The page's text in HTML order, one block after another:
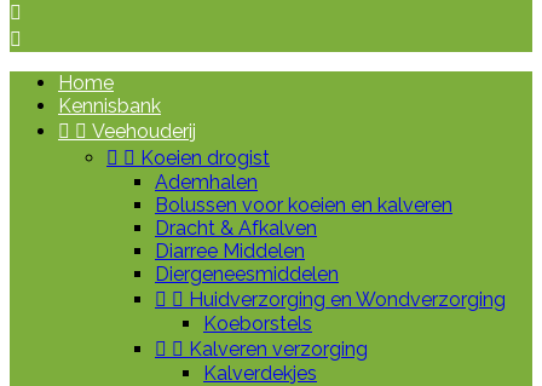


Home
Kennisbank
  Veehouderij
  Koeien drogist
Ademhalen
Bolussen voor koeien en kalveren
Dracht & Afkalven
Diarree Middelen
Diergeneesmiddelen
  Huidverzorging en Wondverzorging
Koeborstels
  Kalveren verzorging
Kalverdekjes